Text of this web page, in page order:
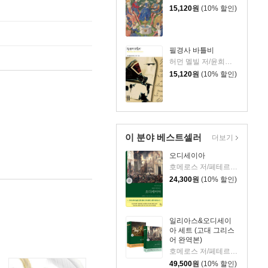
15,120원 (10% 할인)
필경사 바틀비
15,120원 (10% 할인)
이 분야 베스트셀러
오디세이아
24,300원 (10% 할인)
일리아스&오디세이
아 세트 (고대 그리스
어 완역본)
호메로스 저/페테르 파울 루벤스 그림/박문재 역
49,500원 (10% 할인)
더보기